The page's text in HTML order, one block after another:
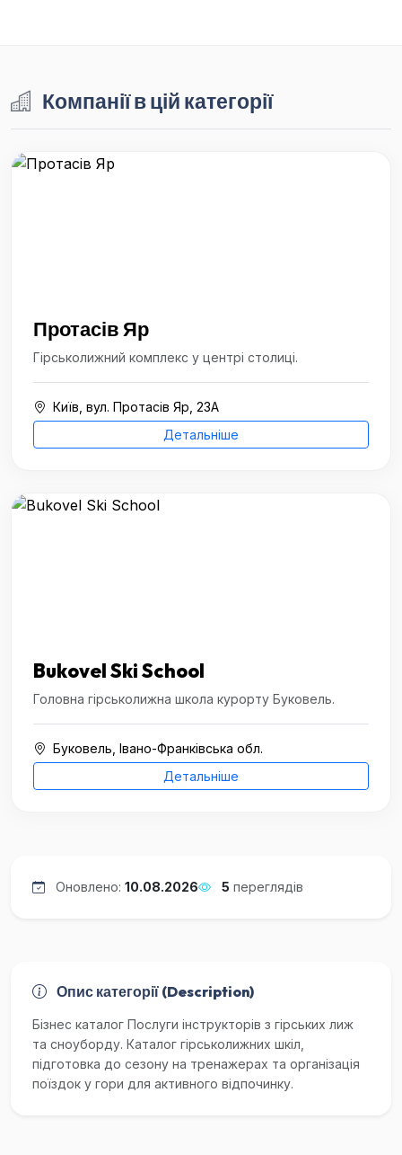
Компанії в цій категорії
Протасів Яр
Гірськолижний комплекс у центрі столиці.
Київ, вул. Протасів Яр, 23А
Детальніше
Bukovel Ski School
Головна гірськолижна школа курорту Буковель.
Буковель, Івано-Франківська обл.
Детальніше
Оновлено: 10.08.2026 5 переглядів
Опис категорії (Description)
Бізнес каталог Послуги інструкторів з гірських лиж
та сноуборду. Каталог гірськолижних шкіл,
підготовка до сезону на тренажерах та організація
поїздок у гори для активного відпочинку.